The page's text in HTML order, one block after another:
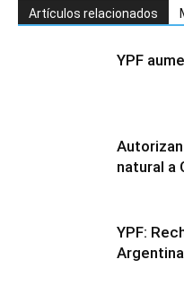
Artículos relacionados
YPF
natural a
YPF:
Argentina